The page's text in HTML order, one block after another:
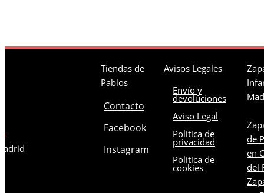
Tiendas de
Pablos
Contacto
Facebook
Instagram
Avisos Legales
Envío y
devoluciones
Aviso Legal
Política de
privacidad
Política de
cookies
de
en
del